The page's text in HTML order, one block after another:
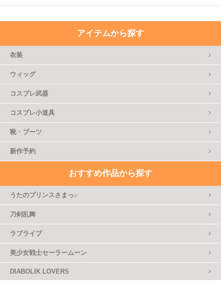
アイテムから探す
衣装
ウィッグ
コスプレ武器
コスプレ小道具
靴・ブーツ
新作予約
おすすめ作品から探す
うたのプリンスさまっ♪
刀剣乱舞
ラブライブ
美少女戦士セーラームーン
DIABOLIK LOVERS